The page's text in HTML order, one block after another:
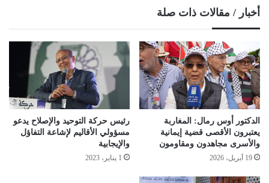
أخبار / مقالات ذات صلة
الدكتور أوس رمال: المغاربة
يعتبرون الأقصى قضية إيمانية
والأسرى مجاهدون ومقاومون
19 أبريل، 2026
رئيس حركة التوحيد والإصلاح يدعو
مسؤولي الأقاليم لإشاعة التفاؤل
والإيجابية
1 يناير، 2023